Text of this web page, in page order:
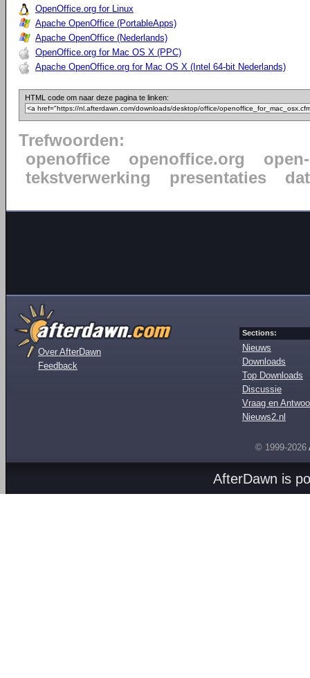
OpenOffice.org for Linux
Apache OpenOffice (PortableApps)
Apache OpenOffice (Nederlands)
OpenOffice.org for Mac OS X (PPC)
Apache OpenOffice.org for Mac OS X (Intel 64-bit Nederlands)
HTML code om naar deze pagina te linken:
Trefwoorden:
openoffice
openoffice.org
tekstverwerking
presentaties
Over AfterDawn
Feedback
Sections:
Nieuws
Downloads
Top Downloads
Discussie
Vraag en
Nieuws2.nl
© 1999-2026
AfterDawn is